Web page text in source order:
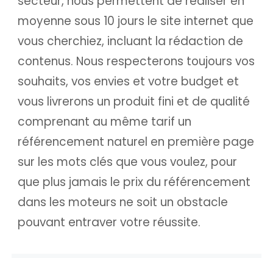
moyenne sous 10 jours le site internet que
vous cherchiez, incluant la rédaction de
contenus. Nous respecterons toujours vos
souhaits, vos envies et votre budget et
vous livrerons un produit fini et de qualité
comprenant au même tarif un
référencement naturel en première page
sur les mots clés que vous voulez, pour
que plus jamais le prix du référencement
dans les moteurs ne soit un obstacle
pouvant entraver votre réussite.